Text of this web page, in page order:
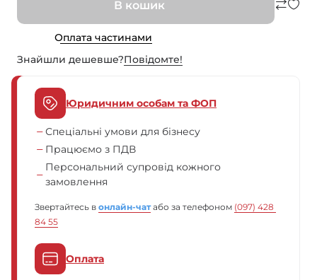
В кошик
Оплата частинами
Знайшли дешевше?Повiдомте!
Юридичним особам та ФОП
Спеціальні умови для бізнесу
Працюємо з ПДВ
Персональний супровід кожного
замовлення
Звертайтесь в онлайн-чат або за телефоном (097) 428
84 55
Оплата